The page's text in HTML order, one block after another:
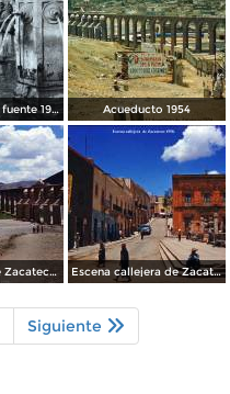
Aguadoras en la fuente 1901 Acueducto 1954
El Acueducto de Zacatecas 1958. Escena callejera de Zacatecas 1958.
Siguiente